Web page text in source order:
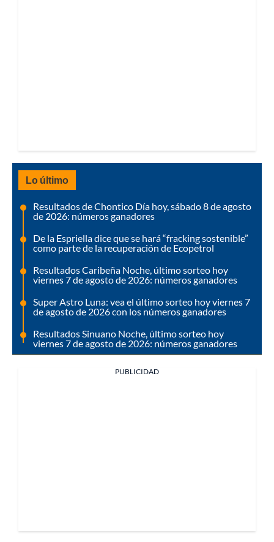
Lo último
Resultados de Chontico Día hoy, sábado 8 de agosto
de 2026: números ganadores
De la Espriella dice que se hará “fracking sostenible”
como parte de la recuperación de Ecopetrol
Resultados Caribeña Noche, último sorteo hoy
viernes 7 de agosto de 2026: números ganadores
Super Astro Luna: vea el último sorteo hoy viernes 7
de agosto de 2026 con los números ganadores
Resultados Sinuano Noche, último sorteo hoy
viernes 7 de agosto de 2026: números ganadores
PUBLICIDAD